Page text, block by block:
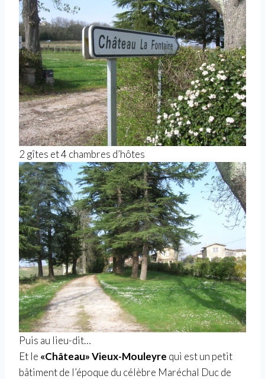
2 gîtes et 4 chambres d’hôtes
Puis au lieu-dit…
Et le «Château» Vieux-Mouleyre qui est un petit
bâtiment de l’époque du célèbre Maréchal Duc de